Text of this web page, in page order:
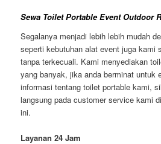
Sewa Toilet Portable Event Outdoor
Segalanya menjadi lebih lebih mudah
seperti kebutuhan alat event juga kami
tanpa terkecuali. Kami menyediakan
yang banyak, jika anda berminat untuk
informasi tentang toilet portable kami,
langsung pada customer service kami
ini.
Layanan 24 Jam